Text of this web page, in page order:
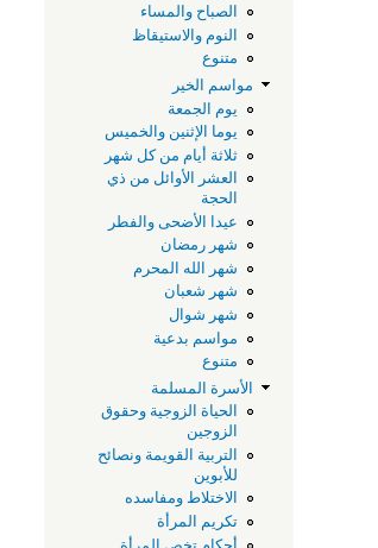
الصباح والمساء
النوم والاستيقاظ
متنوع
مواسم الخير
يوم الجمعة
يوما الإثنين والخميس
ثلاثة أيام من كل شهر
العشر الأوائل من ذي
الحجة
عيدا الأضحى والفطر
شهر رمضان
شهر الله المحرم
شهر شعبان
شهر شوال
مواسم بدعية
متنوع
الأسرة المسلمة
الحياة الزوجية وحقوق
الزوجين
التربية القويمة ونصائح
للأبوين
الاختلاط ومفاسده
تكريم المرأة